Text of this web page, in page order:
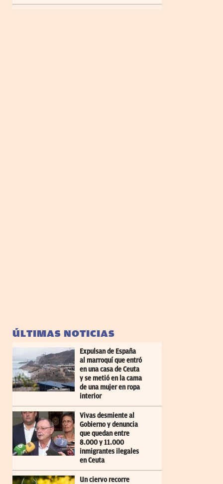
ÚLTIMAS NOTICIAS
Expulsan de España
al marroquí que entró
en una casa de Ceuta
y se metió en la cama
de una mujer en ropa
interior
Vivas desmiente al
Gobierno y denuncia
que quedan entre
8.000 y 11.000
inmigrantes ilegales
en Ceuta
Un ciervo recorre